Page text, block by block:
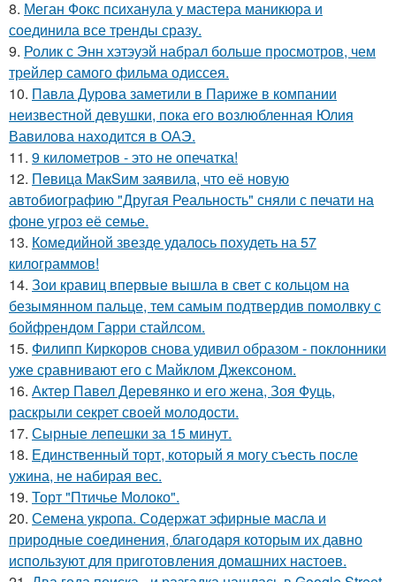
8. Меган Фокс психанула у мастера маникюра и
соединила все тренды сразу.
9. Ролик с Энн хэтэуэй набрал больше просмотров, чем
трейлер самого фильма одиссея.
10. Павла Дурова заметили в Париже в компании
неизвестной девушки, пока его возлюбленная Юлия
Вавилова находится в ОАЭ.
11. 9 километров - это не опечатка!
12. Пeвица MакSим заявила, что её новую
автобиографию "Другая Реальность" сняли с печати на
фоне угроз её семье.
13. Комедийной звезде удалось похудеть на 57
килограммов!
14. Зои кравиц впервые вышла в свет с кольцом на
безымянном пальце, тем самым подтвердив помолвку с
бойфрендом Гарри стайлсом.
15. Филипп Киркоров снова удивил образом - поклонники
уже сравнивают его с Майклом Джексоном.
16. Актер Павел Деревянко и его жена, Зоя Фуць,
раскрыли секрет своей молодости.
17. Сырные лепешки за 15 минут.
18. Единственный торт, который я могу съесть после
ужина, не набирая вес.
19. Торт "Птичье Молоко".
20. Семена укропа. Содержат эфирные масла и
природные соединения, благодаря которым их давно
используют для приготовления домашних настоев.